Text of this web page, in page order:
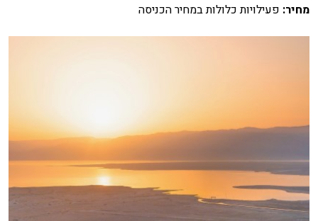
מחיר: פעילויות כלולות במחיר הכניסה